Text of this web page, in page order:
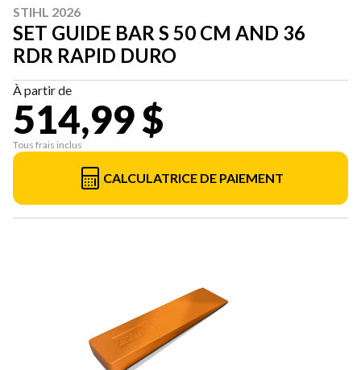
STIHL 2026
SET GUIDE BAR S 50 CM AND 36
RDR RAPID DURO
À partir de
514,99 $
Tous frais inclus
CALCULATRICE DE PAIEMENT